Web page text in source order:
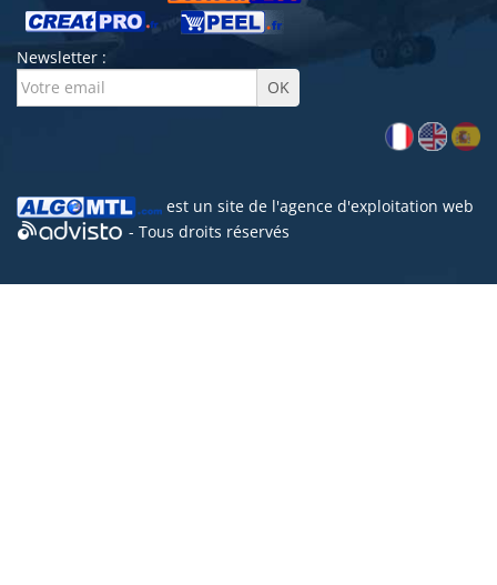
Newsletter :
est un site de l'agence d'exploitation web
- Tous droits réservés